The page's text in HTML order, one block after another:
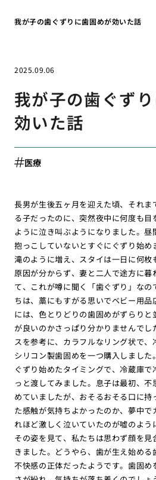
我が子の歯ぐずりに歯固めが効いた話
2025.09.06
我が子の歯ぐず
効いた話
医療
長男が生後五ヶ月を迎えた頃、それ
る子だったのに、突然夜中に何度も
ように泣き叫ぶようになりました。昼
抱っこしていないとすぐにぐずり始め
滝のように増え、スタイは一日に何
原因が分からず、妻と二人で途方に暮
て、これが噂に聞く「歯ぐずり」な
ちは、藁にもすがる思いでベビー用
には、色とりどりの歯固めがずらり
が良いのかさっぱり分かりませんで
スを参考に、カラフルなリング状で
シリコン製歯固めを一つ購入しまし
ぐずり始めたタイミングで、冷蔵庫
っと渡してみました。息子は最初、
めていましたが、おそるおそる口に
た感触が気持ちよかったのか、夢中
れほど激しく泣いていたのが嘘のよう
その姿を見て、私たちは思わず顔を
きました。どうやら、歯が生え始め
不快感の正体だったようです。歯固